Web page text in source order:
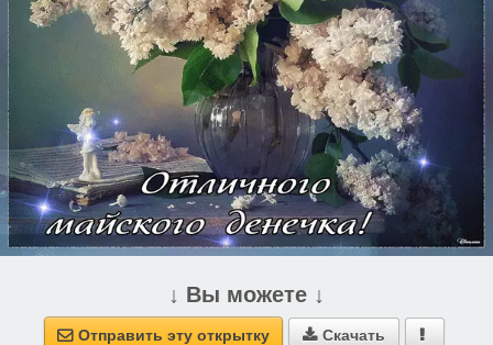
↓ Вы можете ↓
 Отправить эту открытку  Скачать 